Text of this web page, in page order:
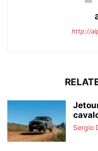
http://
Sergio